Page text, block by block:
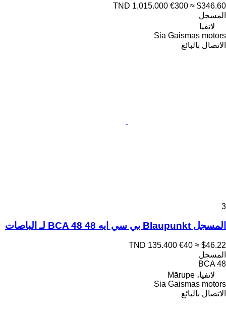
TND 1,015.000 €300 ≈ $346.60
المسجل
لاتفيا
Sia Gaismas motors
الاتصال بالبائع
3
المسجل Blaupunkt بي سي ايه 48 BCA 48 لـ الباصات
TND 135.400 €40 ≈ $46.22
المسجل
BCA 48
لاتفيا، Mārupe
Sia Gaismas motors
الاتصال بالبائع